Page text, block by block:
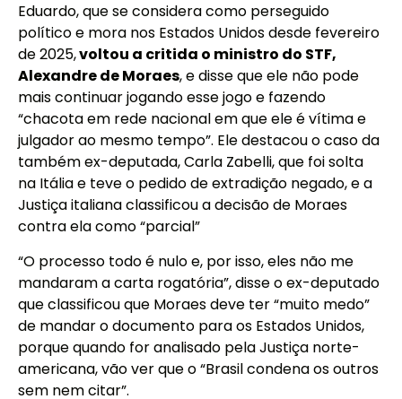
Eduardo, que se considera como perseguido
político e mora nos Estados Unidos desde fevereiro
de 2025,voltou a critida o ministro do STF,
Alexandre de Moraes, e disse que ele não pode
mais continuar jogando esse jogo e fazendo
“chacota em rede nacional em que ele é vítima e
julgador ao mesmo tempo”. Ele destacou o caso da
também ex-deputada, Carla Zabelli, que foi solta
na Itália e teve o pedido de extradição negado, e a
Justiça italiana classificou a decisão de Moraes
contra ela como “parcial”
“O processo todo é nulo e, por isso, eles não me
mandaram a carta rogatória”, disse o ex-deputado
que classificou que Moraes deve ter “muito medo”
de mandar o documento para os Estados Unidos,
porque quando for analisado pela Justiça norte-
americana, vão ver que o “Brasil condena os outros
sem nem citar”.